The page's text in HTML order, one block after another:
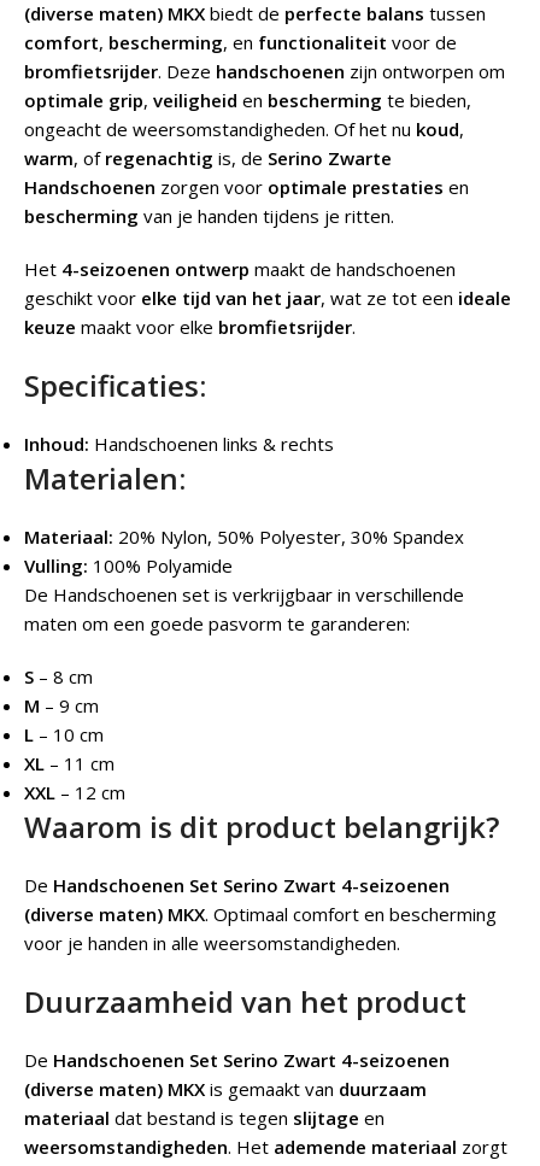
(diverse maten) MKX biedt de perfecte balans tussen
comfort, bescherming, en functionaliteit voor de
bromfietsrijder. Deze handschoenen zijn ontworpen om
optimale grip, veiligheid en bescherming te bieden,
ongeacht de weersomstandigheden. Of het nu koud,
warm, of regenachtig is, de Serino Zwarte
Handschoenen zorgen voor optimale prestaties en
bescherming van je handen tijdens je ritten.
Het 4-seizoenen ontwerp maakt de handschoenen
geschikt voor elke tijd van het jaar, wat ze tot een ideale
keuze maakt voor elke bromfietsrijder.
Specificaties:
Inhoud: Handschoenen links & rechts
Materialen:
Materiaal: 20% Nylon, 50% Polyester, 30% Spandex
Vulling: 100% Polyamide
De Handschoenen set is verkrijgbaar in verschillende
maten om een goede pasvorm te garanderen:
S – 8 cm
M – 9 cm
L – 10 cm
XL – 11 cm
XXL – 12 cm
Waarom is dit product belangrijk?
De Handschoenen Set Serino Zwart 4-seizoenen
(diverse maten) MKX. Optimaal comfort en bescherming
voor je handen in alle weersomstandigheden.
Duurzaamheid van het product
De Handschoenen Set Serino Zwart 4-seizoenen
(diverse maten) MKX is gemaakt van duurzaam
materiaal dat bestand is tegen slijtage en
weersomstandigheden. Het ademende materiaal zorgt